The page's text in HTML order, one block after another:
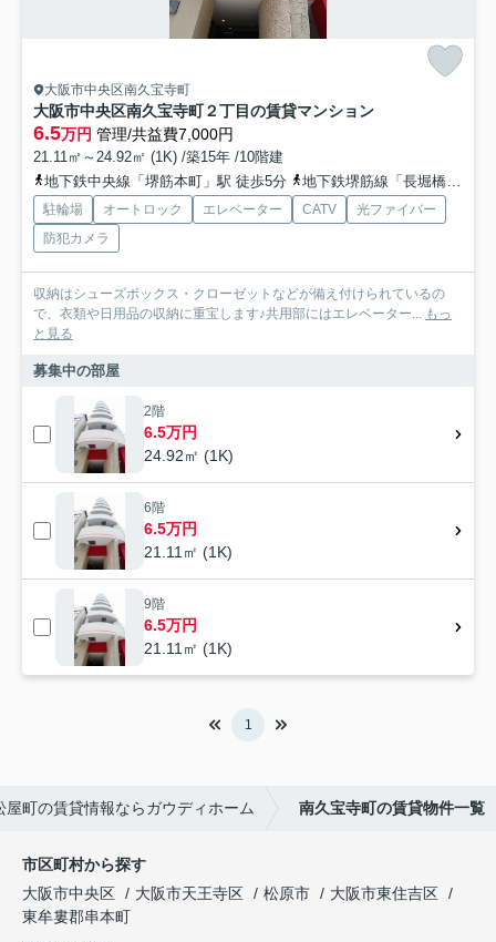
大阪市中央区南久宝寺町
大阪市中央区南久宝寺町２丁目の賃貸マンション
6.5万円 管理/共益費7,000円
21.11㎡～24.92㎡ (1K) /築15年 /10階建
地下鉄中央線「堺筋本町」駅 徒歩5分
地下鉄堺筋線「長堀橋」駅 徒歩8分
駐輪場 オートロック エレベーター CATV
光ファイバー
防犯カメラ
収納はシューズボックス・クローゼットなどが備え付けられているの
で、衣類や日用品の収納に重宝します♪共用部にはエレベーター... もっ
と見る
募集中の部屋
2階
6.5万円
24.92㎡ (1K)
6階
6.5万円
21.11㎡ (1K)
9階
6.5万円
21.11㎡ (1K)
1
屋町の賃貸情報ならガウディホーム 南久宝寺町の賃貸物件一覧
市区町村から探す
大阪市中央区
大阪市天王寺区 松原市
大阪市東住吉区
東牟婁郡串本町